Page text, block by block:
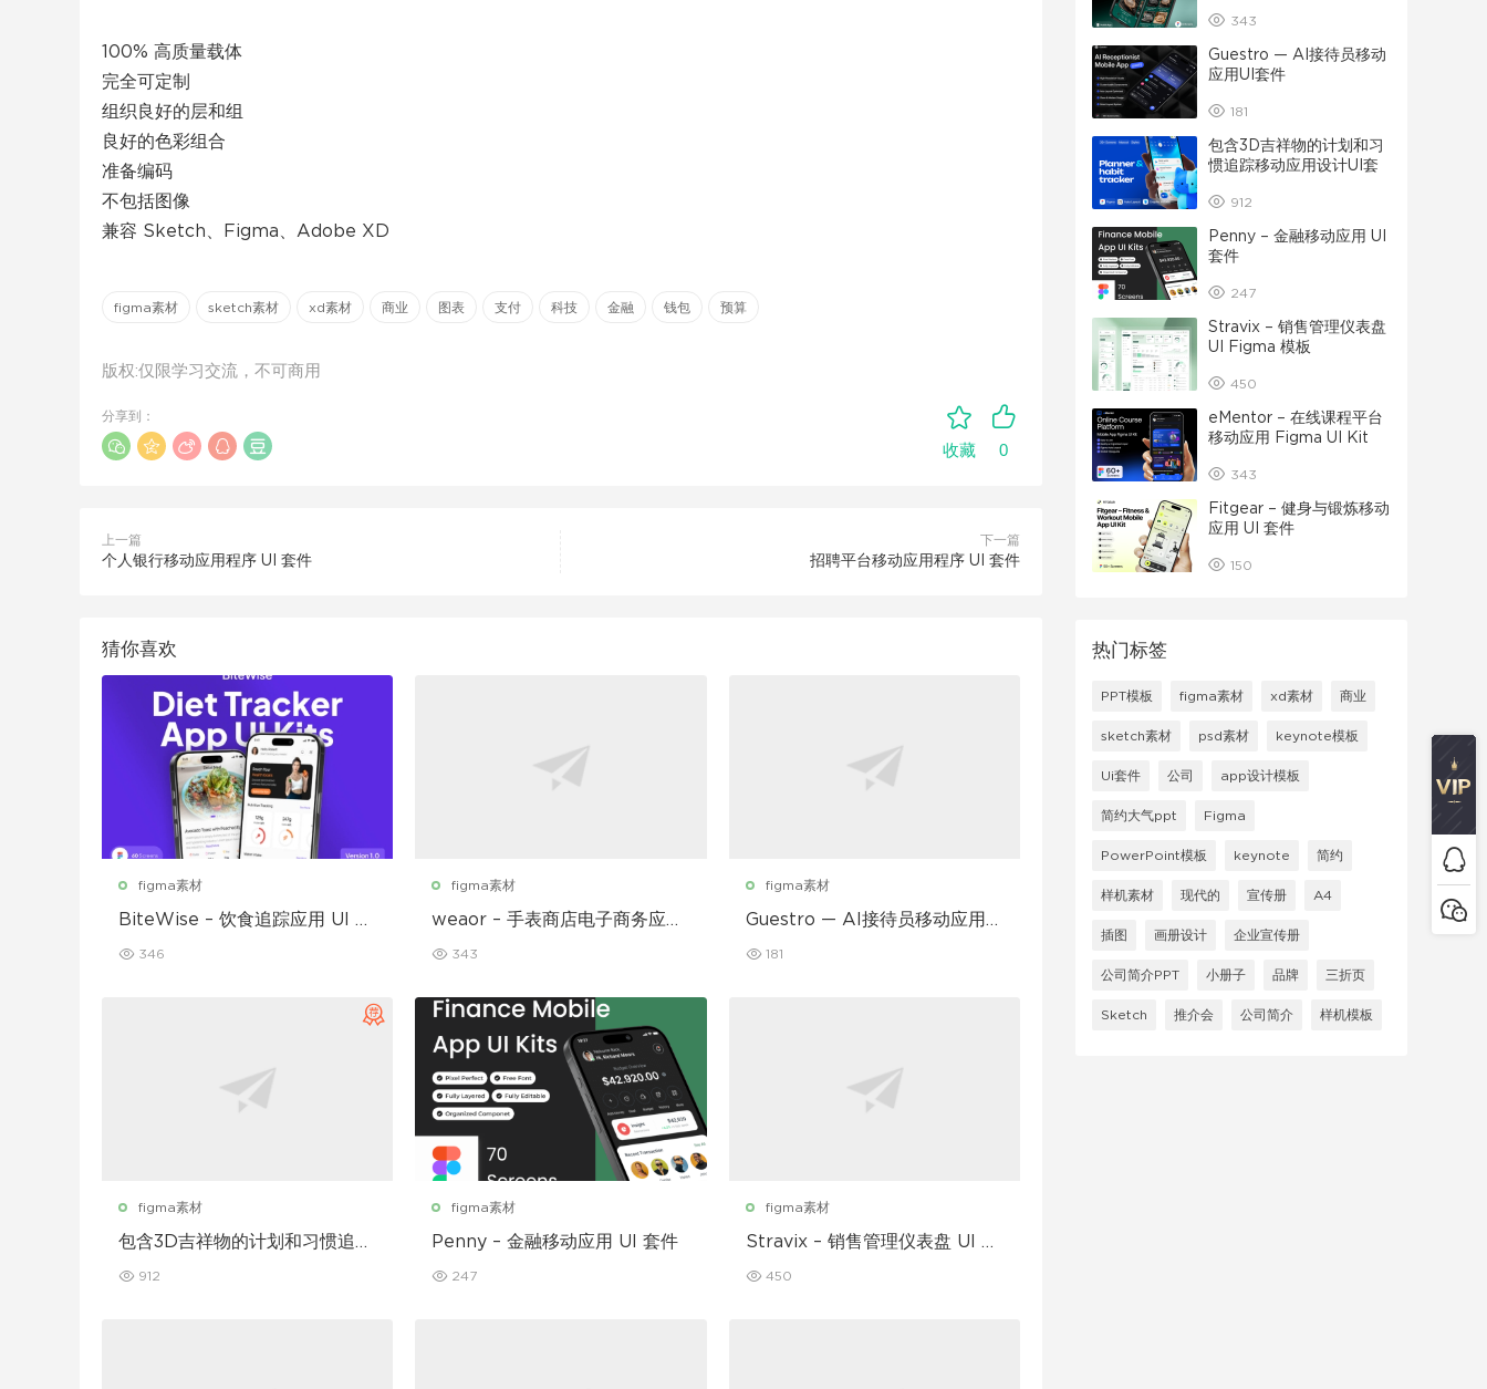
100% 高质量载体
完全可定制
组织良好的层和组
良好的色彩组合
准备编码
不包括图像
兼容 Sketch、Figma、Adobe XD
figma素材 sketch素材 xd素材 商业 图表 支付 科技 金融 钱包 预算
版权:仅限学习交流，不可商用
收藏 0
分享到：
上一篇
个人银行移动应用程序 UI 套件
下一篇
招聘平台移动应用程序 UI 套件
猜你喜欢
figma素材
BiteWise – 饮食追踪应用 UI 套
346
figma素材
weaor – 手表商店电子商务应用
343
figma素材
Guestro — AI接待员移动应用U
181
figma素材
包含3D吉祥物的计划和习惯追踪
912
figma素材
Penny – 金融移动应用 UI 套件
247
figma素材
Stravix – 销售管理仪表盘 UI Fi
450
343
Guestro — AI接待员移动
应用UI套件
181
包含3D吉祥物的计划和习
惯追踪移动应用设计UI套
912
Penny – 金融移动应用 UI
套件
247
Stravix – 销售管理仪表盘
UI Figma 模板
450
eMentor – 在线课程平台
移动应用 Figma UI Kit
343
Fitgear – 健身与锻炼移动
应用 UI 套件
150
热门标签
PPT模板 figma素材 xd素材 商业
sketch素材 psd素材 keynote模板
Ui套件 公司 app设计模板
简约大气ppt Figma
PowerPoint模板 keynote 简约
样机素材 现代的 宣传册 A4
插图 画册设计 企业宣传册
公司简介PPT 小册子 品牌 三折页
Sketch 推介会 公司简介 样机模板